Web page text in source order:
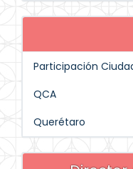
Participación
QCA
Querétaro